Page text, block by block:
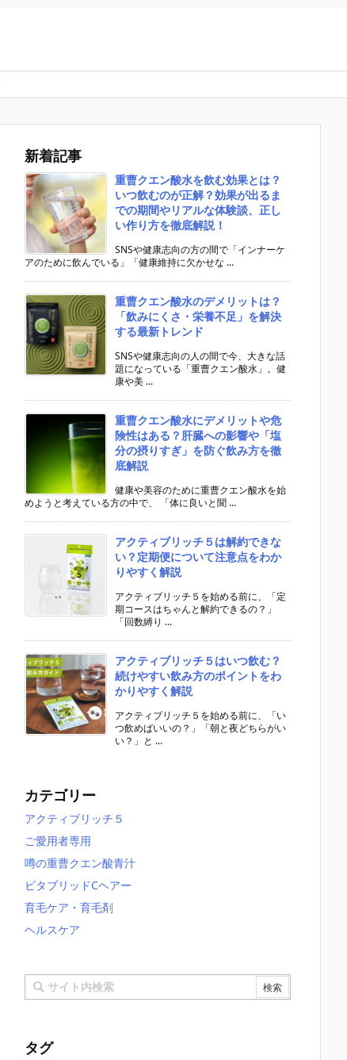
新着記事
重曹クエン酸水を飲む効果とは？
いつ飲むのが正解？効果が出るま
での期間やリアルな体験談、正し
い作り方を徹底解説！
SNSや健康志向の方の間で「インナーケ
アのために飲んでいる」「健康維持に欠かせな ...
重曹クエン酸水のデメリットは？
「飲みにくさ・栄養不足」を解決
する最新トレンド
SNSや健康志向の人の間で今、大きな話
題になっている「重曹クエン酸水」。健
康や美 ...
重曹クエン酸水にデメリットや危
険性はある？肝臓への影響や「塩
分の摂りすぎ」を防ぐ飲み方を徹
底解説
健康や美容のために重曹クエン酸水を始
めようと考えている方の中で、 「体に良いと聞 ...
アクティブリッチ５は解約できな
い？定期便について注意点をわか
りやすく解説
アクティブリッチ５を始める前に、「定
期コースはちゃんと解約できるの？」
「回数縛り ...
アクティブリッチ５はいつ飲む？
続けやすい飲み方のポイントをわ
かりやすく解説
アクティブリッチ５を始める前に、「い
つ飲めばいいの？」「朝と夜どちらがい
い？」と ...
カテゴリー
アクティブリッチ５
ご愛用者専用
噂の重曹クエン酸青汁
ビタブリッドCヘアー
育毛ケア・育毛剤
ヘルスケア
タグ